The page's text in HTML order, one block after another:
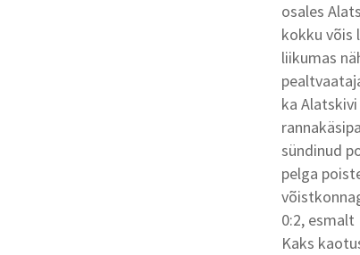
osales
kokku võis
liikumas
ka
sündinud
pelga
0:2, esmalt
Kaks